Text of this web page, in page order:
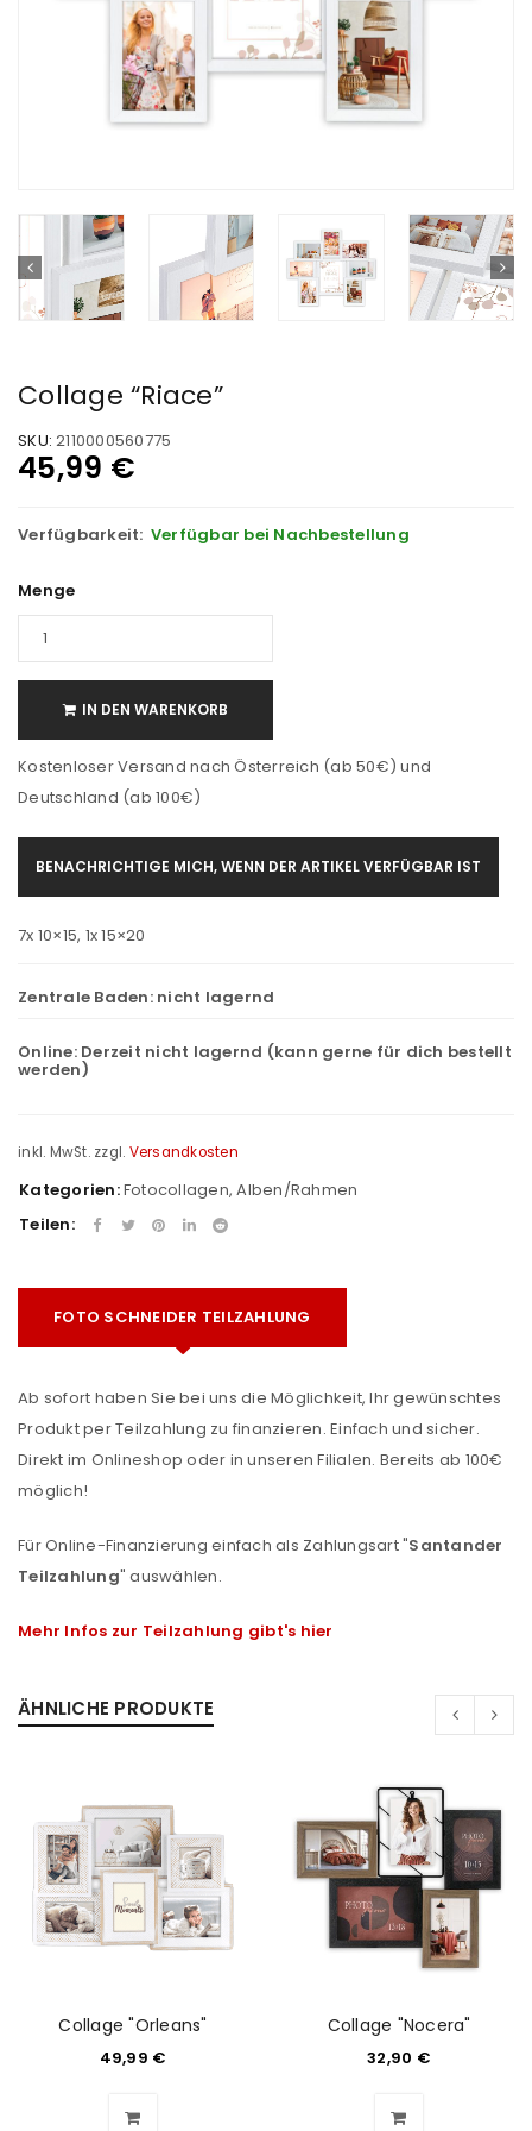
ANMELDEN
Collage “Riace”
SKU: 2110000560775
45,99 €
Verfügbarkeit: Verfügbar bei Nachbestellung
Menge
IN DEN WARENKORB
Kostenloser Versand nach Österreich (ab 50€) und
Deutschland (ab 100€)
BENACHRICHTIGE MICH, WENN DER ARTIKEL VERFÜGBAR IST
7x 10×15, 1x 15×20
Zentrale Baden: nicht lagernd
Online: Derzeit nicht lagernd (kann gerne für dich bestellt
werden)
inkl. MwSt. zzgl. Versandkosten
Kategorien:Fotocollagen,Alben/Rahmen
Teilen:
FOTO SCHNEIDER TEILZAHLUNG
Ab sofort haben Sie bei uns die Möglichkeit, Ihr gewünschtes
Produkt per Teilzahlung zu finanzieren. Einfach und sicher.
Direkt im Onlineshop oder in unseren Filialen. Bereits ab 100€
möglich!
Für Online-Finanzierung einfach als Zahlungsart "Santander
Teilzahlung" auswählen.
Mehr Infos zur Teilzahlung gibt's hier
ÄHNLICHE PRODUKTE
Collage "Orleans"
49,99 €
Collage "Nocera"
32,90 €